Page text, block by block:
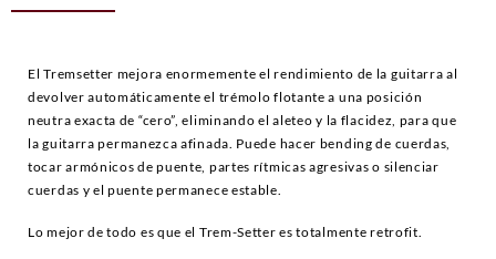
El Tremsetter mejora enormemente el rendimiento de la guitarra al
devolver automáticamente el trémolo flotante a una posición
neutra exacta de “cero”, eliminando el aleteo y la flacidez, para que
la guitarra permanezca afinada. Puede hacer bending de cuerdas,
tocar armónicos de puente, partes rítmicas agresivas o silenciar
cuerdas y el puente permanece estable.
Lo mejor de todo es que el Trem-Setter es totalmente retrofit.